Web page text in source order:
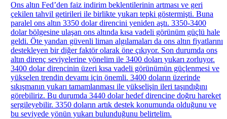
Ons altın Fed’den faiz indirim beklentilerinin artması ve geri
çekilen tahvil getirileri ile birlikte yukarı tepki göstermişti. Buna
paralel ons altın 3350 dolar direncini yeniden aştı. 3350-3400
dolar bölgesine ulaşan ons altında kısa vadeli görünüm güçlü hale
geldi. Öte yandan güvenli liman algılamaları da ons altın fiyatlarını
destekleyen bir diğer faktör olarak öne çıkıyor. Son durumda ons
altın direnç seviyelerine yönelim ile 3400 doları yukarı zorluyor.
3400 dolar direncinin üzeri kısa vadeli görünümün güçlenmesi ve
yükselen trendin devamı için önemli. 3400 doların üzerinde
sıkışmanın yukarı tamamlanması ile yükselişin ileri taşındığını
görebiliriz. Bu durumda 3440 dolar hedef direncine doğru hareket
sergileyebilir. 3350 doların artık destek konumunda olduğunu ve
bu seviyede yönün yukarı bulunduğunu belirtelim.